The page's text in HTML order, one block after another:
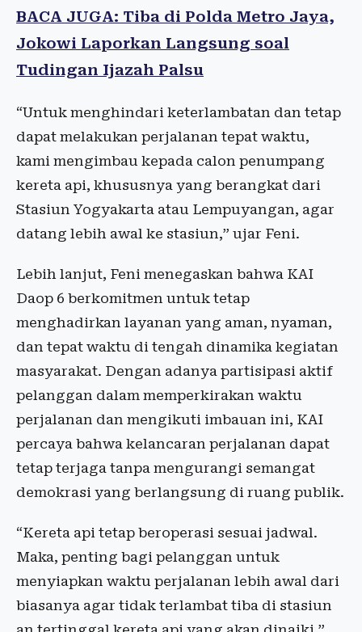
BACA JUGA: Tiba di Polda Metro Jaya,
Jokowi Laporkan Langsung soal
Tudingan Ijazah Palsu
“Untuk menghindari keterlambatan dan tetap
dapat melakukan perjalanan tepat waktu,
kami mengimbau kepada calon penumpang
kereta api, khususnya yang berangkat dari
Stasiun Yogyakarta atau Lempuyangan, agar
datang lebih awal ke stasiun,” ujar Feni.
Lebih lanjut, Feni menegaskan bahwa KAI
Daop 6 berkomitmen untuk tetap
menghadirkan layanan yang aman, nyaman,
dan tepat waktu di tengah dinamika kegiatan
masyarakat. Dengan adanya partisipasi aktif
pelanggan dalam memperkirakan waktu
perjalanan dan mengikuti imbauan ini, KAI
percaya bahwa kelancaran perjalanan dapat
tetap terjaga tanpa mengurangi semangat
demokrasi yang berlangsung di ruang publik.
“Kereta api tetap beroperasi sesuai jadwal.
Maka, penting bagi pelanggan untuk
menyiapkan waktu perjalanan lebih awal dari
biasanya agar tidak terlambat tiba di stasiun